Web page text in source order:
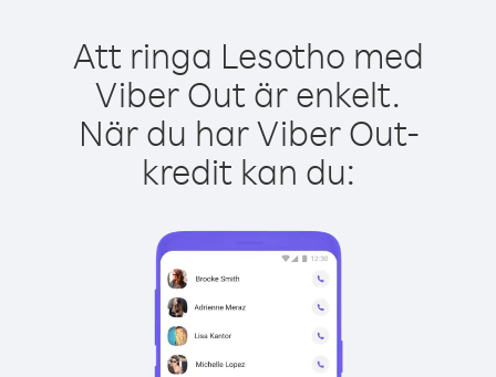
Att ringa Lesotho med
Viber Out är enkelt.
När du har Viber Out-
kredit kan du: